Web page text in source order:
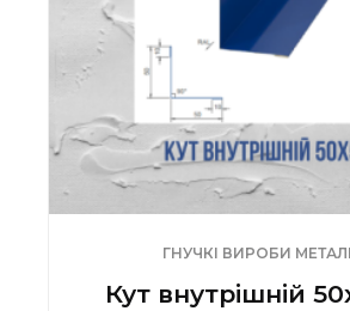
ГНУЧКІ ВИРОБИ
Кут внутрішній